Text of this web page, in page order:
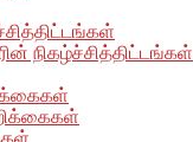
நிகழ்ச்சித்திட்டங்கள்